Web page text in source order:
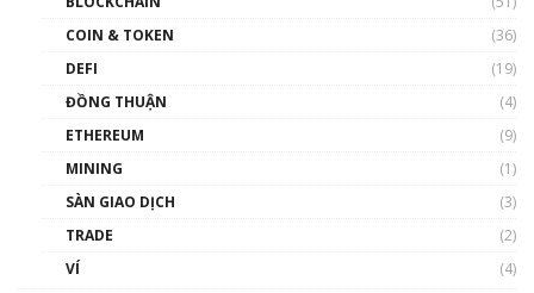
như thể nào?
00:39:31
Phổ cập Blockchain
thống & Crypto qua các cuộc chiến | Phổ cập
COIN & TOKEN
(36)
DEFI
(19)
ĐỒNG THUẬN
(4)
ETHEREUM
(9)
MINING
(1)
SÀN GIAO DỊCH
(3)
TRADE
(2)
VÍ
(4)